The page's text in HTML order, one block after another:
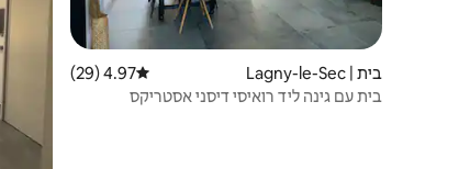
בית | Lagny-le-Sec דירוג ממוצע של 4.97 מתוך 5, 29 ביקורות
4.97 (29)
בית עם גינה ליד רואיסי דיסני אסטריקס